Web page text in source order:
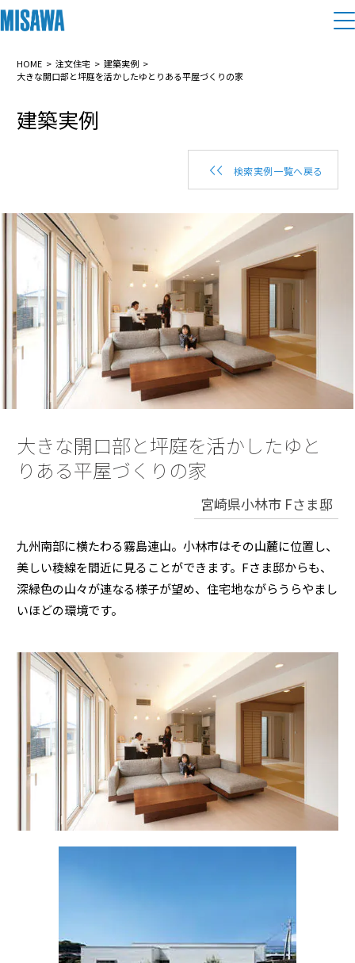
住まい
建てる [注文住宅]
テクノロジー（住まいの性能）
建築事例・建築実例
デザイナーズギャラリー
インテリア
住まいづくりガイド
買う
スムストック検索
分譲マンション検索
住まいの売却
これから住まいをご検討の方
多彩な動画やこだわりが詰まった建築実例、注目の最新情報など、住
まいづくりを楽しく学べるデジタルラウンジです。
ホームラウンジ 新築・戸建て
土地活用
賃貸住宅
賃貸併用住宅
店舗・各種施設
土地活用モデルルーム見学
土地活用実例
法人のお客さま
企業不動産活用（CRE）戦略
医療・介護・子育て・障がい福祉施設
これから土地活用・賃貸経営をご検討の方
に役立つ多彩な情報を幅広くお届けします。
ホームラウンジ 土地活用・賃貸経営
戸建て・マンション
ミサワリフォームとは
リフォームの流れ
リフォームメニュー
リフォーム事例
事業用リノベーション
リフォーム営業所
これからリフォームをご検討の方
実例動画や基礎知識、収納の工夫など、理想の住まいを叶えるリフォ
ームの具体策とアイデアを豊富にご用意しています。
ホームラウンジ リフォーム
まちづくり
複合開発・投資開発
複合開発事業（ASMACI-アスマチ-）
再開発・官民連携事業
分譲マンション開発事業
収益不動産・投資開発事業
建築再生事業
事業用地・事業用建物
分譲用地
すべてのフィールドに新しい価値をデザインし、持続可能な未来志向
のまちづくりを実現していきます。
ミサワゼネラルソリューション
オーナーサポート
サポートメニュー
住まいるりんぐ（ロングサポート）
アフターメンテナンス
ご相談窓口
お客様センター
ミサワホームオーナーさま・リフォーム工事ご契約者さまとミサワホ
ームを結ぶコミュニケーションサイト。お得・便利・安心なコンテン
ツや、ミサワホームからの大切なお知らせなど配信しています。
ミサワオーナーズクラブ
企業・ IR情報
ニュース
MISAWAについて
IR情報
SDGs
環境活動
採用情報
新卒者採用
中途採用
障がい者採用
場・イベント情報
カタログ請求
住まいのご相談
HOME 注文住宅
建築実例
大きな開口部と坪庭を活かしたゆとりある平屋づくりの家
建築実例
検索実例一覧へ戻る
大きな開口部と坪庭を活かしたゆと
りある平屋づくりの家
宮崎県小林市 Fさま邸
九州南部に横たわる霧島連山。小林市はその山麓に位置し、
美しい稜線を間近に見ることができます。Fさま邸からも、
深緑色の山々が連なる様子が望め、住宅地ながらうらやまし
いほどの環境です。